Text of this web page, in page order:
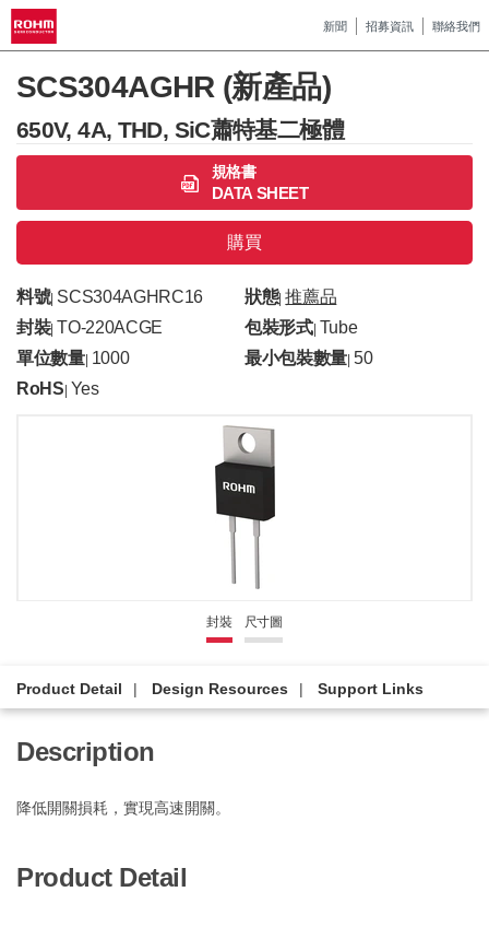
新聞 招募資訊 聯絡我們
SCS304AGHR (新產品)
650V, 4A, THD, SiC蕭特基二極體
規格書
DATA SHEET
購買
料號| SCS304AGHRC16 狀態|推薦品
封裝| TO-220ACGE 包裝形式| Tube
單位數量| 1000 最小包裝數量 |50
RoHS Yes
封裝 尺寸圖
Product Detail Design Resources Support Links
Description
降低開關損耗，實現高速開關。
Product Detail